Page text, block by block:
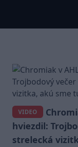
VIDEO
hviezdil:
strelecká